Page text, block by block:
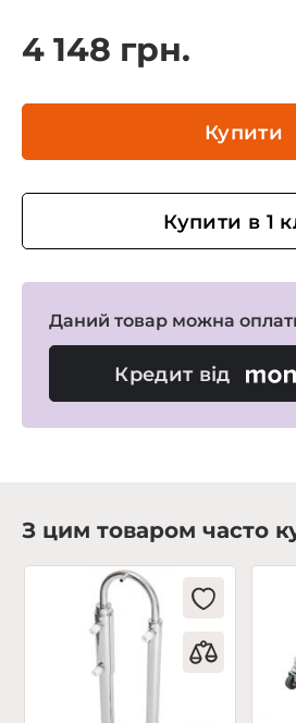
4 148 грн.
Купити
Купити в 1
Даний товар можна
Кредит від
З цим товаром часто